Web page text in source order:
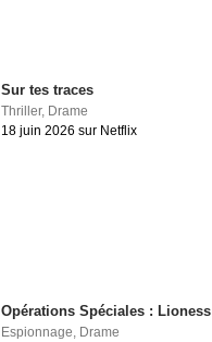
Sur tes traces
Thriller, Drame
18 juin 2026 sur Netflix
Opérations Spéciales : Lioness
Espionnage, Drame